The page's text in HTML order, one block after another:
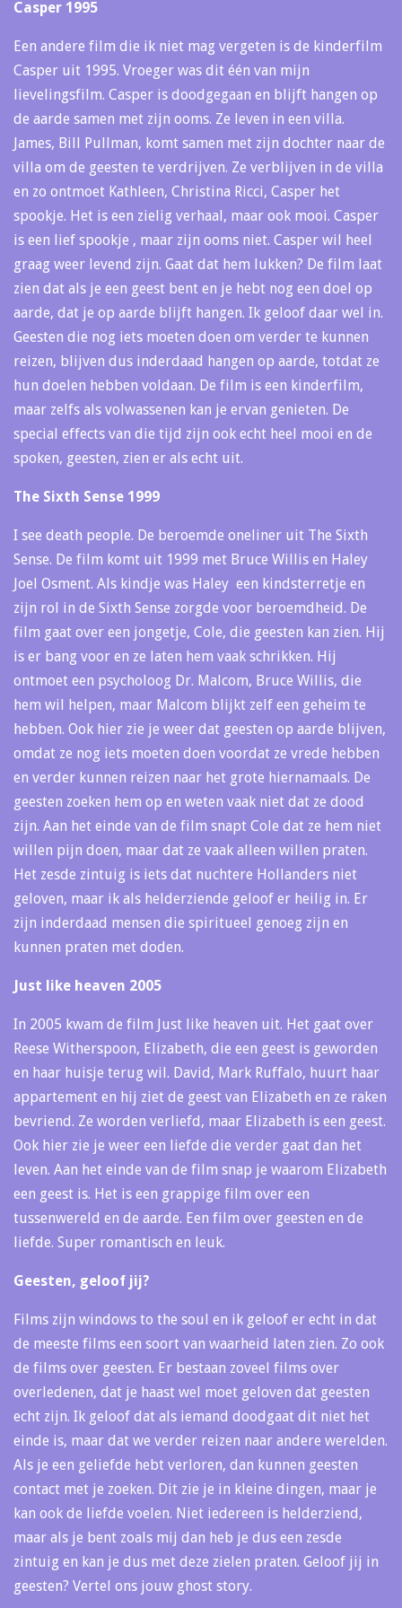
Casper 1995
Een andere film die ik niet mag vergeten is de kinderfilm
Casper uit 1995. Vroeger was dit één van mijn
lievelingsfilm. Casper is doodgegaan en blijft hangen op
de aarde samen met zijn ooms. Ze leven in een villa.
James, Bill Pullman, komt samen met zijn dochter naar de
villa om de geesten te verdrijven. Ze verblijven in de villa
en zo ontmoet Kathleen, Christina Ricci, Casper het
spookje. Het is een zielig verhaal, maar ook mooi. Casper
is een lief spookje , maar zijn ooms niet. Casper wil heel
graag weer levend zijn. Gaat dat hem lukken? De film laat
zien dat als je een geest bent en je hebt nog een doel op
aarde, dat je op aarde blijft hangen. Ik geloof daar wel in.
Geesten die nog iets moeten doen om verder te kunnen
reizen, blijven dus inderdaad hangen op aarde, totdat ze
hun doelen hebben voldaan. De film is een kinderfilm,
maar zelfs als volwassenen kan je ervan genieten. De
special effects van die tijd zijn ook echt heel mooi en de
spoken, geesten, zien er als echt uit.
The Sixth Sense 1999
I see death people. De beroemde oneliner uit The Sixth
Sense. De film komt uit 1999 met Bruce Willis en Haley
Joel Osment. Als kindje was Haley een kindsterretje en
zijn rol in de Sixth Sense zorgde voor beroemdheid. De
film gaat over een jongetje, Cole, die geesten kan zien. Hij
is er bang voor en ze laten hem vaak schrikken. Hij
ontmoet een psycholoog Dr. Malcom, Bruce Willis, die
hem wil helpen, maar Malcom blijkt zelf een geheim te
hebben. Ook hier zie je weer dat geesten op aarde blijven,
omdat ze nog iets moeten doen voordat ze vrede hebben
en verder kunnen reizen naar het grote hiernamaals. De
geesten zoeken hem op en weten vaak niet dat ze dood
zijn. Aan het einde van de film snapt Cole dat ze hem niet
willen pijn doen, maar dat ze vaak alleen willen praten.
Het zesde zintuig is iets dat nuchtere Hollanders niet
geloven, maar ik als helderziende geloof er heilig in. Er
zijn inderdaad mensen die spiritueel genoeg zijn en
kunnen praten met doden.
Just like heaven 2005
In 2005 kwam de film Just like heaven uit. Het gaat over
Reese Witherspoon, Elizabeth, die een geest is geworden
en haar huisje terug wil. David, Mark Ruffalo, huurt haar
appartement en hij ziet de geest van Elizabeth en ze raken
bevriend. Ze worden verliefd, maar Elizabeth is een geest.
Ook hier zie je weer een liefde die verder gaat dan het
leven. Aan het einde van de film snap je waarom Elizabeth
een geest is. Het is een grappige film over een
tussenwereld en de aarde. Een film over geesten en de
liefde. Super romantisch en leuk.
Geesten, geloof jij?
Films zijn windows to the soul en ik geloof er echt in dat
de meeste films een soort van waarheid laten zien. Zo ook
de films over geesten. Er bestaan zoveel films over
overledenen, dat je haast wel moet geloven dat geesten
echt zijn. Ik geloof dat als iemand doodgaat dit niet het
einde is, maar dat we verder reizen naar andere werelden.
Als je een geliefde hebt verloren, dan kunnen geesten
contact met je zoeken. Dit zie je in kleine dingen, maar je
kan ook de liefde voelen. Niet iedereen is helderziend,
maar als je bent zoals mij dan heb je dus een zesde
zintuig en kan je dus met deze zielen praten. Geloof jij in
geesten? Vertel ons jouw ghost story.